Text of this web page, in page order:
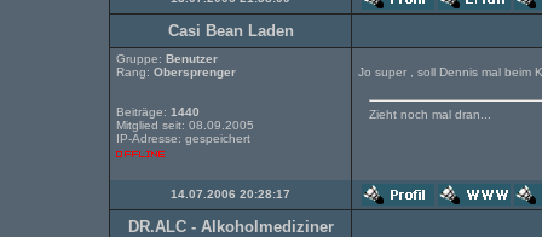
Casi Bean Laden
Gruppe: Benutzer
Rang: Obersprenger
Beiträge: 1440
Mitglied seit: 08.09.2005
IP-Adresse: gespeichert
Jo super , soll Dennis mal beim
Zieht noch mal dran...
14.07.2006 20:28:17
DR.ALC - Alkoholmediziner